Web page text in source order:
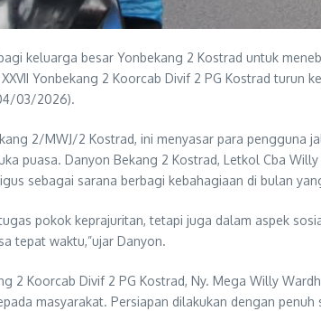
keluarga besar Yonbekang 2 Kostrad untuk
Yonbekang 2 Koorcab Divif 2 PG Kostrad
03/2026).
2/MWJ/2 Kostrad, ini menyasar para pengguna
puasa. Danyon Bekang 2 Kostrad, Letkol Cba
sebagai sarana berbagi kebahagiaan di bulan
pokok keprajuritan, tetapi juga dalam aspek
tepat waktu,”ujar Danyon.
2 Koorcab Divif 2 PG Kostrad, Ny. Mega Willy
masyarakat. Persiapan dilakukan dengan